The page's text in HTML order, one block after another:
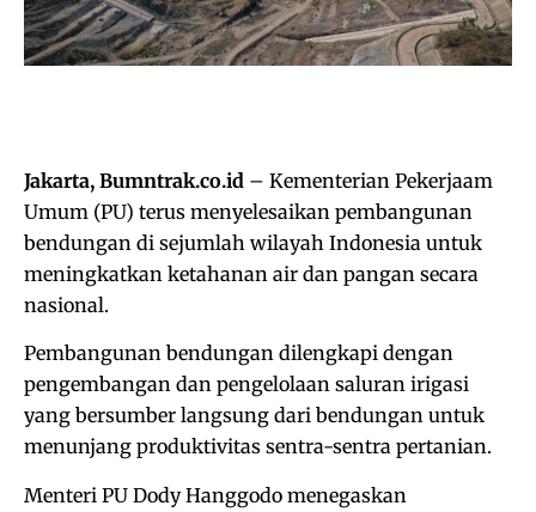
Jakarta, Bumntrak.co.id – Kementerian Pekerjaam
Umum (PU) terus menyelesaikan pembangunan
bendungan di sejumlah wilayah Indonesia untuk
meningkatkan ketahanan air dan pangan secara
nasional.
Pembangunan bendungan dilengkapi dengan
pengembangan dan pengelolaan saluran irigasi
yang bersumber langsung dari bendungan untuk
menunjang produktivitas sentra-sentra pertanian.
Menteri PU Dody Hanggodo menegaskan